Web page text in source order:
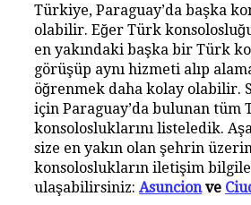
Türkiye, Paraguay’da başka
olabilir. Eğer Türk
en yakındaki başka bir Türk
görüşüp aynı hizmeti alıp
öğrenmek daha kolay olabilir.
için Paraguay’da bulunan tüm
konsolosluklarını listeledik.
size en yakın olan şehrin
konsoloslukların iletişim
ulaşabilirsiniz:Asuncionve